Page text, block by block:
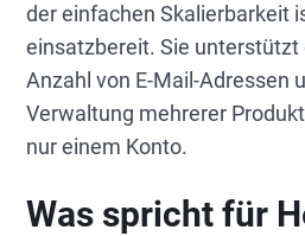
der einfachen Skalierbarkeit
einsatzbereit. Sie unterstützt
Anzahl von E-Mail-Adressen
Verwaltung mehrerer
nur einem Konto.
Was spricht für